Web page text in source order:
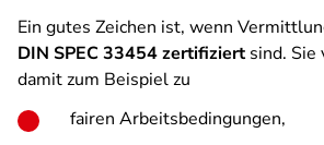
Ein gutes Zeichen ist, wenn
DIN SPEC 33454 zertifiziertsind. Sie
damit zum Beispiel zu
fairen Arbeitsbedingungen,